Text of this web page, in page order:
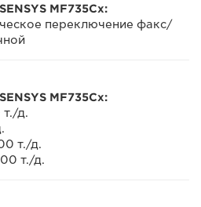
MF735Cx:
переключение факс/
MF735Cx:
д.
т./д.
т./д.